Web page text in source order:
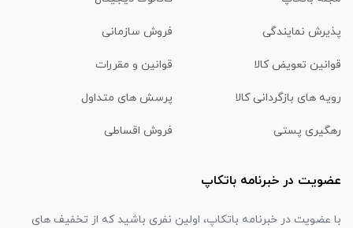
پذیرش نمایندگی فروش سازمانی
قوانین تعویض کالا قوانین و مقررات
رویه های بازگردانی کالا پرسش های متداول
رهگیری پستی فروش اقساطی
عضویت در خبرنامه باتکاپ
با عضویت در خبرنامه باتکاپ، اولین نفری باشید که از تخفیف های